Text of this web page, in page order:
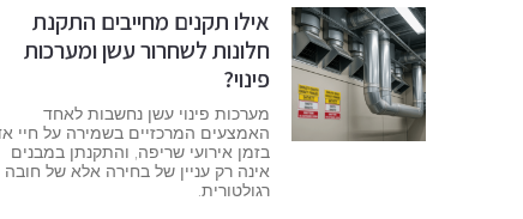
אילו תקנים מחייבים התקנת
חלונות לשחרור עשן ומערכות
פינוי?
מערכות פינוי עשן נחשבות לאחד
האמצעים המרכזיים בשמירה על חיי
בזמן אירועי שריפה, והתקנתן במבנים
אינה רק עניין של בחירה אלא של חובה
רגולטורית.